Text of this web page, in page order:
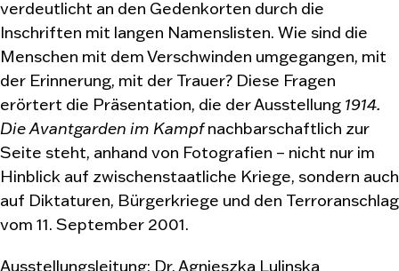
verdeutlicht an den Gedenkorten durch die
Inschriften mit langen Namenslisten. Wie sind die
Menschen mit dem Verschwinden umgegangen, mit
der Erinnerung, mit der Trauer? Diese Fragen
erörtert die Präsentation, die der Ausstellung 1914.
Die Avantgarden im Kampfnachbarschaftlich zur
Seite steht, anhand von Fotografien – nicht nur im
Hinblick auf zwischenstaatliche Kriege, sondern auch
auf Diktaturen, Bürgerkriege und den Terroranschlag
vom 11. September 2001.
Ausstellungsleitung: Dr. Agnieszka Lulinska